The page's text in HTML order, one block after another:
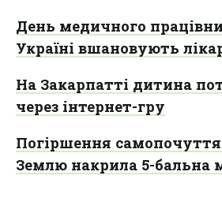
День медичного
Україні вшановують
На Закарпатті дитина
через інтернет-гру
Погіршення
Землю накрила 5-бальна